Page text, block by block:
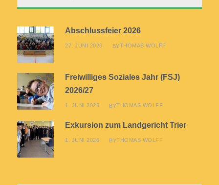
Abschlussfeier 2026
27. JUNI 2026 BYTHOMAS WOLFF
Freiwilliges Soziales Jahr (FSJ)
2026/27
1. JUNI 2026 BYTHOMAS WOLFF
Exkursion zum Landgericht Trier
1. JUNI 2026 BYTHOMAS WOLFF